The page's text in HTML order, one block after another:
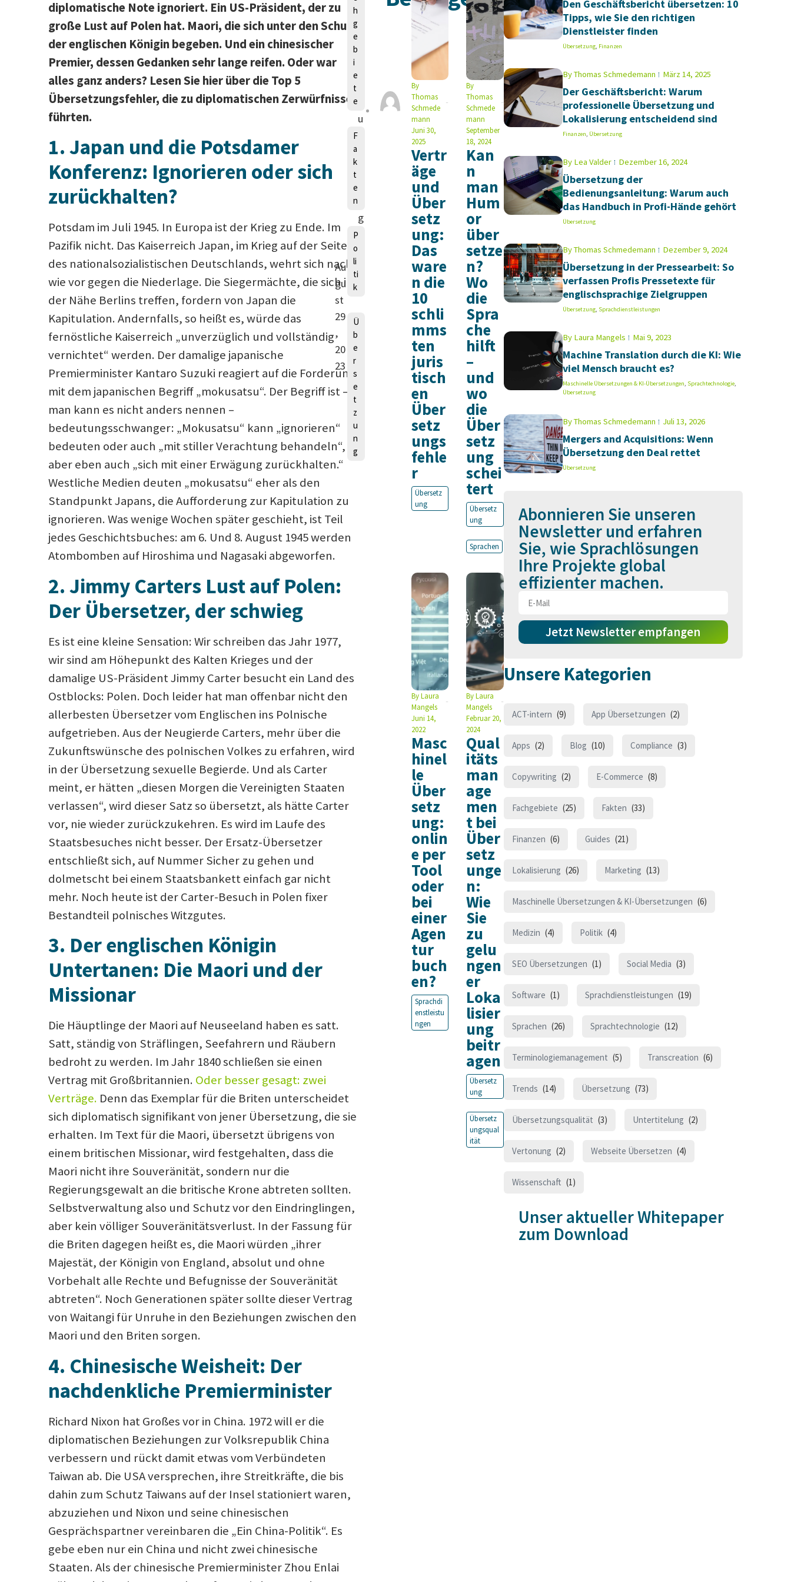
diplomatische Note ignoriert. Ein US-Präsident, der zu
große Lust auf Polen hat. Maori, die sich unter den Schutz
der englischen Königin begeben. Und ein chinesischer
Premier, dessen Gedanken sehr lange reifen. Oder war
alles ganz anders? Lesen Sie hier über die Top 5
Übersetzungsfehler, die zu diplomatischen Zerwürfnissen
führten.
1. Japan und die Potsdamer
Konferenz: Ignorieren oder sich
zurückhalten?
Potsdam im Juli 1945. In Europa ist der Krieg zu Ende. Im
Pazifik nicht. Das Kaiserreich Japan, im Krieg auf der Seite
des nationalsozialistischen Deutschlands, wehrt sich nach
wie vor gegen die Niederlage. Die Siegermächte, die sich in
der Nähe Berlins treffen, fordern von Japan die
Kapitulation. Andernfalls, so heißt es, würde das
fernöstliche Kaiserreich „unverzüglich und vollständig
vernichtet“ werden. Der damalige japanische
Premierminister Kantaro Suzuki reagiert auf die Forderung
mit dem japanischen Begriff „mokusatsu“. Der Begriff ist –
man kann es nicht anders nennen –
bedeutungsschwanger: „Mokusatsu“ kann „ignorieren“
bedeuten oder auch „mit stiller Verachtung behandeln“,
aber eben auch „sich mit einer Erwägung zurückhalten.“
Westliche Medien deuten „mokusatsu“ eher als den
Standpunkt Japans, die Aufforderung zur Kapitulation zu
ignorieren. Was wenige Wochen später geschieht, ist Teil
jedes Geschichtsbuches: am 6. Und 8. August 1945 werden
Atombomben auf Hiroshima und Nagasaki abgeworfen.
2. Jimmy Carters Lust auf Polen:
Der Übersetzer, der schwieg
Es ist eine kleine Sensation: Wir schreiben das Jahr 1977,
wir sind am Höhepunkt des Kalten Krieges und der
damalige US-Präsident Jimmy Carter besucht ein Land des
Ostblocks: Polen. Doch leider hat man offenbar nicht den
allerbesten Übersetzer vom Englischen ins Polnische
aufgetrieben. Aus der Neugierde Carters, mehr über die
Zukunftswünsche des polnischen Volkes zu erfahren, wird
in der Übersetzung sexuelle Begierde. Und als Carter
meint, er hätten „diesen Morgen die Vereinigten Staaten
verlassen“, wird dieser Satz so übersetzt, als hätte Carter
vor, nie wieder zurückzukehren. Es wird im Laufe des
Staatsbesuches nicht besser. Der Ersatz-Übersetzer
entschließt sich, auf Nummer Sicher zu gehen und
dolmetscht bei einem Staatsbankett einfach gar nicht
mehr. Noch heute ist der Carter-Besuch in Polen fixer
Bestandteil polnisches Witzgutes.
3. Der englischen Königin
Untertanen: Die Maori und der
Missionar
Die Häuptlinge der Maori auf Neuseeland haben es satt.
Satt, ständig von Sträflingen, Seefahrern und Räubern
bedroht zu werden. Im Jahr 1840 schließen sie einen
Vertrag mit Großbritannien. Oder besser gesagt: zwei
Verträge. Denn das Exemplar für die Briten unterscheidet
sich diplomatisch signifikant von jener Übersetzung, die sie
erhalten. Im Text für die Maori, übersetzt übrigens von
einem britischen Missionar, wird festgehalten, dass die
Maori nicht ihre Souveränität, sondern nur die
Regierungsgewalt an die britische Krone abtreten sollten.
Selbstverwaltung also und Schutz vor den Eindringlingen,
aber kein völliger Souveränitätsverlust. In der Fassung für
die Briten dagegen heißt es, die Maori würden „ihrer
Majestät, der Königin von England, absolut und ohne
Vorbehalt alle Rechte und Befugnisse der Souveränität
abtreten“. Noch Generationen später sollte dieser Vertrag
von Waitangi für Unruhe in den Beziehungen zwischen den
Maori und den Briten sorgen.
4. Chinesische Weisheit: Der
nachdenkliche Premierminister
Richard Nixon hat Großes vor in China. 1972 will er die
diplomatischen Beziehungen zur Volksrepublik China
verbessern und rückt damit etwas vom Verbündeten
Taiwan ab. Die USA versprechen, ihre Streitkräfte, die bis
dahin zum Schutz Taiwans auf der Insel stationiert waren,
abzuziehen und Nixon und seine chinesischen
Gesprächspartner vereinbaren die „Ein China-Politik“. Es
gebe eben nur ein China und nicht zwei chinesische
Staaten. Als der chinesische Premierminister Zhou Enlai
u
r
g
e
Au
gu
st
29
,
20
23
h
g
e
b
i
e
t
e
F
a
k
t
e
n
P
o
li
ti
k
Ü
b
e
r
s
e
t
z
u
n
g
By
Thomas
Schmede
mann
Juni 30,
2025
Vertr
äge
und
Über
setz
ung:
Das
ware
n die
10
schli
mms
ten
juris
tisch
en
Über
setz
ungs
fehle
r
Übersetz
ung
By
Thomas
Schmede
mann
September
18, 2024
Kan
n
man
Hum
or
über
setze
n?
Wo
die
Spra
che
hilft
–
und
wo
die
Über
setz
ung
schei
tert
Übersetz
ung
Sprachen
ByLaura
Mangels
Juni 14,
2022
Masc
hinel
le
Über
setz
ung:
onlin
e per
Tool
oder
bei
einer
Agen
tur
buch
en?
Sprachdi
enstleistu
ngen
ByLaura
Mangels
Februar 20,
2024
Qual
itäts
man
age
men
t bei
Über
setz
unge
n:
Wie
Sie
zu
gelu
ngen
er
Loka
lisier
ung
beitr
agen
Übersetz
ung
Übersetz
ungsqual
ität
Den Geschäftsbericht übersetzen: 10
Tipps, wie Sie den richtigen
Dienstleister finden
Übersetzung, Finanzen
ByThomas Schmedemann März 14, 2025
Der Geschäftsbericht: Warum
professionelle Übersetzung und
Lokalisierung entscheidend sind
Finanzen, Übersetzung
ByLea Valder Dezember 16, 2024
Übersetzung der
Bedienungsanleitung: Warum auch
das Handbuch in Profi-Hände gehört
Übersetzung
ByThomas Schmedemann Dezember 9, 2024
Übersetzung in der Pressearbeit: So
verfassen Profis Pressetexte für
englischsprachige Zielgruppen
Übersetzung, Sprachdienstleistungen
ByLaura Mangels Mai 9, 2023
Machine Translation durch die KI: Wie
viel Mensch braucht es?
Maschinelle Übersetzungen & KI-Übersetzungen, Sprachtechnologie,
Übersetzung
ByThomas Schmedemann Juli 13, 2026
Mergers and Acquisitions: Wenn
Übersetzung den Deal rettet
Übersetzung
Abonnieren Sie unseren
Newsletter und erfahren
Sie, wie Sprachlösungen
Ihre Projekte global
effizienter machen.
Jetzt Newsletter empfangen
Unsere Kategorien
ACT-intern (9) App Übersetzungen (2)
Apps (2) Blog (10) Compliance (3)
Copywriting (2) E-Commerce (8)
Fachgebiete (25) Fakten (33)
Finanzen (6) Guides (21)
Lokalisierung (26) Marketing (13)
Maschinelle Übersetzungen & KI-Übersetzungen (6)
Medizin (4) Politik (4)
SEO Übersetzungen (1) Social Media (3)
Software (1) Sprachdienstleistungen (19)
Sprachen (26) Sprachtechnologie (12)
Terminologiemanagement (5) Transcreation (6)
Trends (14) Übersetzung (73)
Übersetzungsqualität (3) Untertitelung (2)
Vertonung (2) Webseite Übersetzen (4)
Wissenschaft (1)
Unser aktueller Whitepaper
zum Download